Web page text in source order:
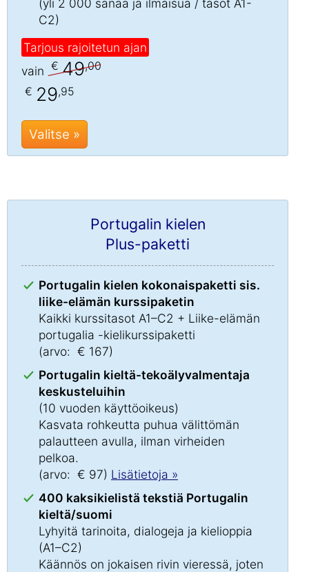
(yli 2 000 sanaa ja ilmaisua / tasot A1-
C2)
Tarjous rajoitetun ajan
vain € 49,00
€ 29,95
Valitse »
Portugalin kielen
Plus-paketti
Portugalin kielen kokonaispaketti sis.
liike-elämän kurssipaketin
Kaikki kurssitasot A1–C2 + Liike-elämän
portugalia -kielikurssipaketti
(arvo: € 167)
Portugalin kieltä-tekoälyvalmentaja
keskusteluihin
(10 vuoden käyttöoikeus)
Kasvata rohkeutta puhua välittömän
palautteen avulla, ilman virheiden
pelkoa.
(arvo: € 97) Lisätietoja »
400 kaksikielistä tekstiä Portugalin
kieltä/suomi
Lyhyitä tarinoita, dialogeja ja kielioppia
(A1–C2)
Käännös on jokaisen rivin vieressä, joten